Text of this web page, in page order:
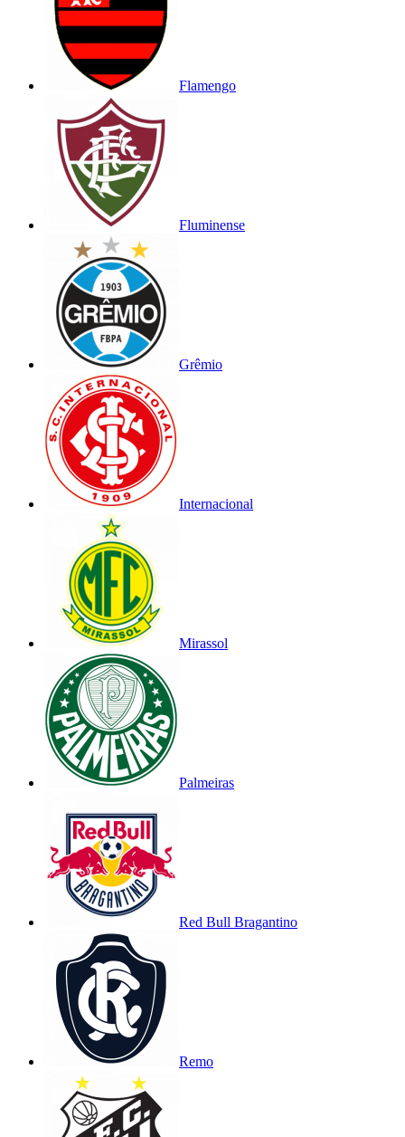
Flamengo
Fluminense
Grêmio
Internacional
Mirassol
Palmeiras
Red Bull Bragantino
Remo